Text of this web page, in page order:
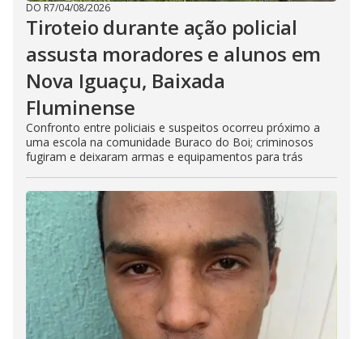
DO R7/04/08/2026
Tiroteio durante ação policial
assusta moradores e alunos em
Nova Iguaçu, Baixada
Fluminense
Confronto entre policiais e suspeitos ocorreu próximo a
uma escola na comunidade Buraco do Boi; criminosos
fugiram e deixaram armas e equipamentos para trás